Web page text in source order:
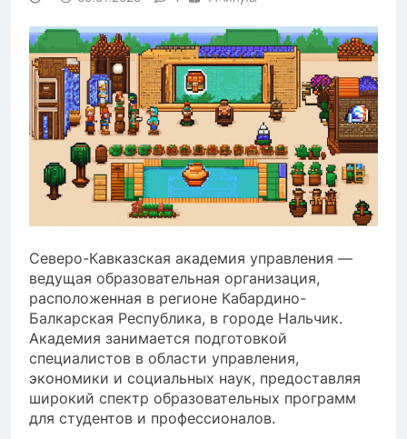
Северо-Кавказская академия управления —
ведущая образовательная организация,
расположенная в регионе Кабардино-
Балкарская Республика, в городе Нальчик.
Академия занимается подготовкой
специалистов в области управления,
экономики и социальных наук, предоставляя
широкий спектр образовательных программ
для студентов и профессионалов.